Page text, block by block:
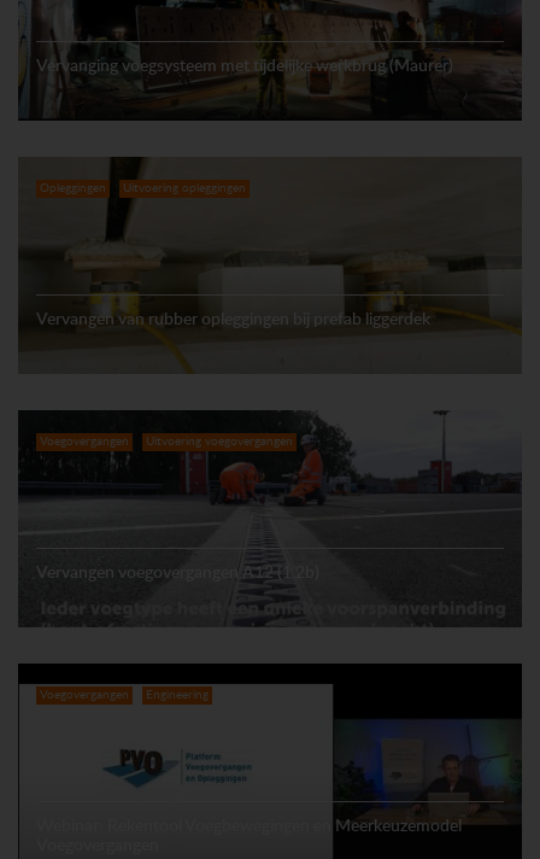
Vervanging voegsysteem met tijdelijke werkbrug (Maurer)
Opleggingen Uitvoering opleggingen
Vervangen van rubber opleggingen bij prefab liggerdek
Voegovergangen Uitvoering voegovergangen
Vervangen voegovergangen A12 (1.2b)
Voegovergangen Engineering
Webinar: Rekentool Voegbewegingen en Meerkeuzemodel